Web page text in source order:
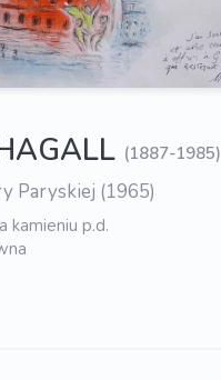
(1887-1985)
Paryskiej (1965)
kamieniu p.d.